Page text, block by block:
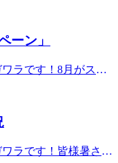
４-４５５-４０４
。休みの日を充実し
えておきましょ
です☆13：50～
せください☆皆様の
約はコチラ＿＿＿＿
＿＿＿＿＿＿＿＿＿
ように気持ち良い！
中原区新丸子町７５
２分）電話番号 ０
ーン」
ラです！8月がスタ
いる時は血液の巡り
り湯船に浸かる、適
しょう！現在毎年好
の箇所に合わせて、
ラです！皆様暑さで